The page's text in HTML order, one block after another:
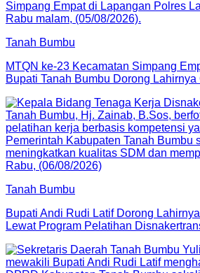
Tanah Bumbu
MTQN ke-23 Kecamatan Simpang
Bupati Tanah Bumbu Dorong
Tanah Bumbu
Bupati Andi Rudi Latif Dorong
Lewat Program Pelatihan